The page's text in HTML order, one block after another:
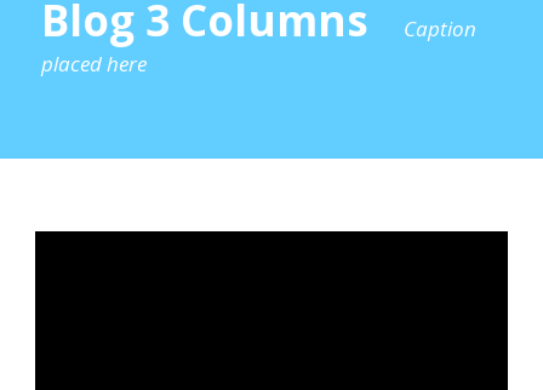
Blog 3 Columns
Caption
placed here